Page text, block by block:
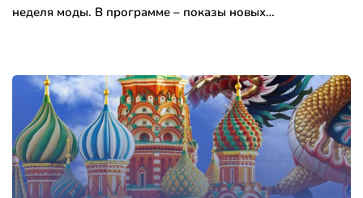
неделя моды. В программе – показы новых…